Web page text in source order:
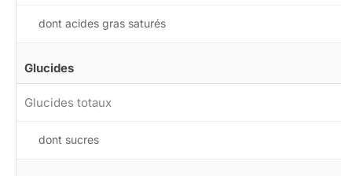
dont acides gras saturés
Glucides
Glucides totaux
dont sucres